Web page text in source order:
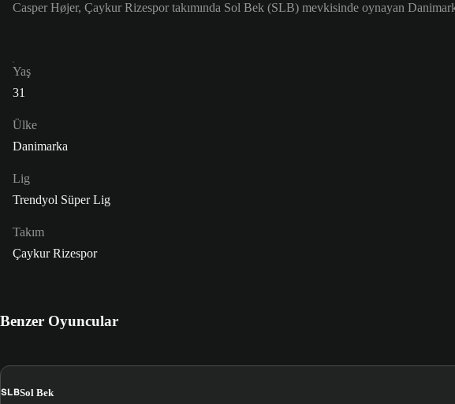
Casper Højer, Çaykur Rizespor takımında Sol Bek (SLB) mevkisinde oynayan
Yaş
31
Ülke
Danimarka
Lig
Trendyol Süper Lig
Takım
Çaykur Rizespor
Benzer Oyuncular
SLBSol Bek